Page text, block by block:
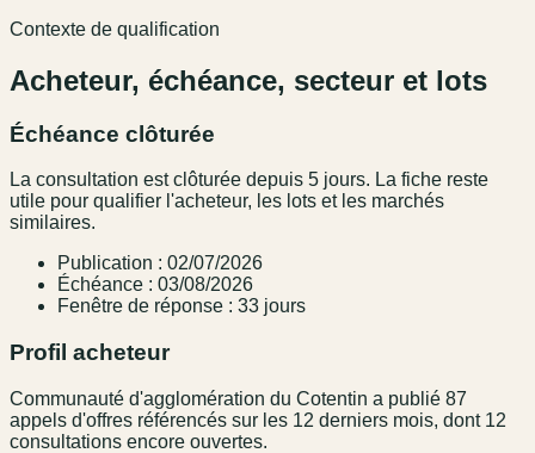
Contexte de qualification
Acheteur, échéance, secteur et lots
Échéance clôturée
La consultation est clôturée depuis 5 jours. La fiche reste
utile pour qualifier l'acheteur, les lots et les marchés
similaires.
Publication : 02/07/2026
Échéance : 03/08/2026
Fenêtre de réponse : 33 jours
Profil acheteur
Communauté d'agglomération du Cotentin a publié 87
appels d'offres référencés sur les 12 derniers mois, dont 12
consultations encore ouvertes.